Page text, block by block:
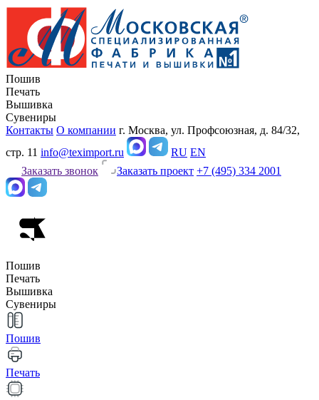
Пошив
Печать
Вышивка
Сувениры
Контакты О компании г. Москва, ул. Профсоюзная, д. 84/32,
стр. 11 info@teximport.ru RU EN
Заказать звонок
Заказать проект +7 (495) 334 2001
Пошив
Печать
Вышивка
Сувениры
Пошив
Печать